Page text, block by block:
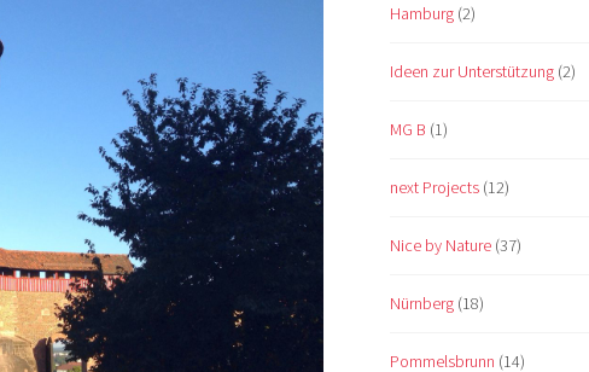
Hamburg (2)
Ideen zur Unterstützung (2)
MG B (1)
next Projects (12)
Nice by Nature (37)
Nürnberg (18)
Pommelsbrunn (14)